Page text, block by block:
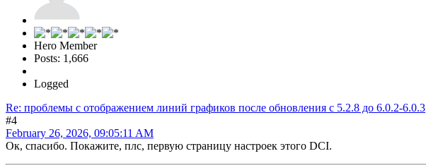
Hero Member
Posts: 1,666
Logged
Re: проблемы с отображением линий графиков после обновления c 5.2.8 до 6.0.2-6.0.3
#4
February 26, 2026, 09:05:11 AM
Ок, спасибо. Покажите, плс, первую страницу настроек этого DCI.